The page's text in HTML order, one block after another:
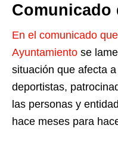
Comunicado
En el comunicado
Ayuntamiento se
situación que afecta
deportistas,
las personas y
hace meses para